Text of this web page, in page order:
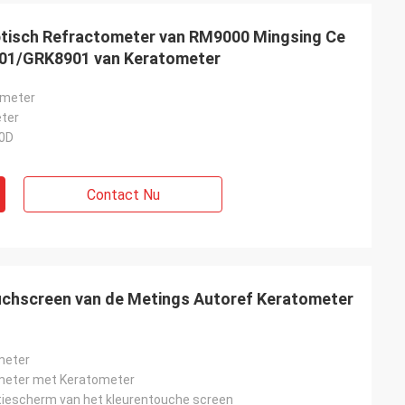
het
bij MIDO in
team en de
Refractometer van RM9000 Mingsing Ce
GRK8901 van Keratometer
Contact Nu
van de Metings Autoref Keratometer
met Keratometer
van het kleurentouche screen